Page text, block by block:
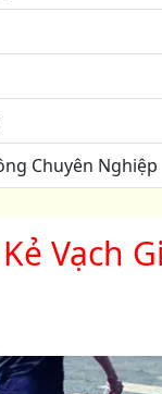
Chuyên Nghiệp
Vạch